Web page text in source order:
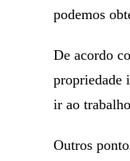
podemos
De acordo
propriedade
ir ao
Outros